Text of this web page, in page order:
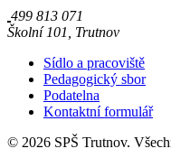
499 813 071
Školní 101, Trutnov
Sídlo a pracoviště
Pedagogický sbor
Podatelna
Kontaktní formulář
© 2026 SPŠ Trutnov.